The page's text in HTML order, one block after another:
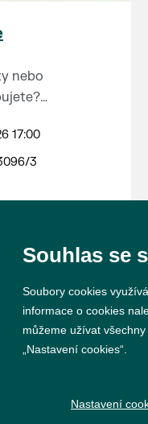
nebo
která
/
17:00
3
Souhlas se
Soubory cookies
informace o cookies
můžeme užívat
„Nastavení cookies“.
Nastavení